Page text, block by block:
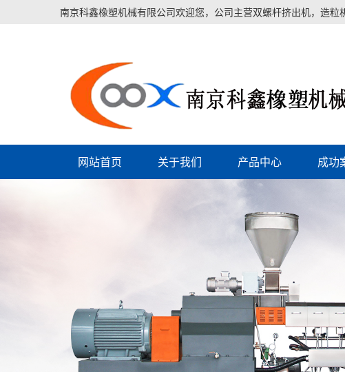
南京科鑫橡塑机械有限公司欢迎您，公司主营双螺杆挤出机，造
网站首页 关于我们 产品中心 成功